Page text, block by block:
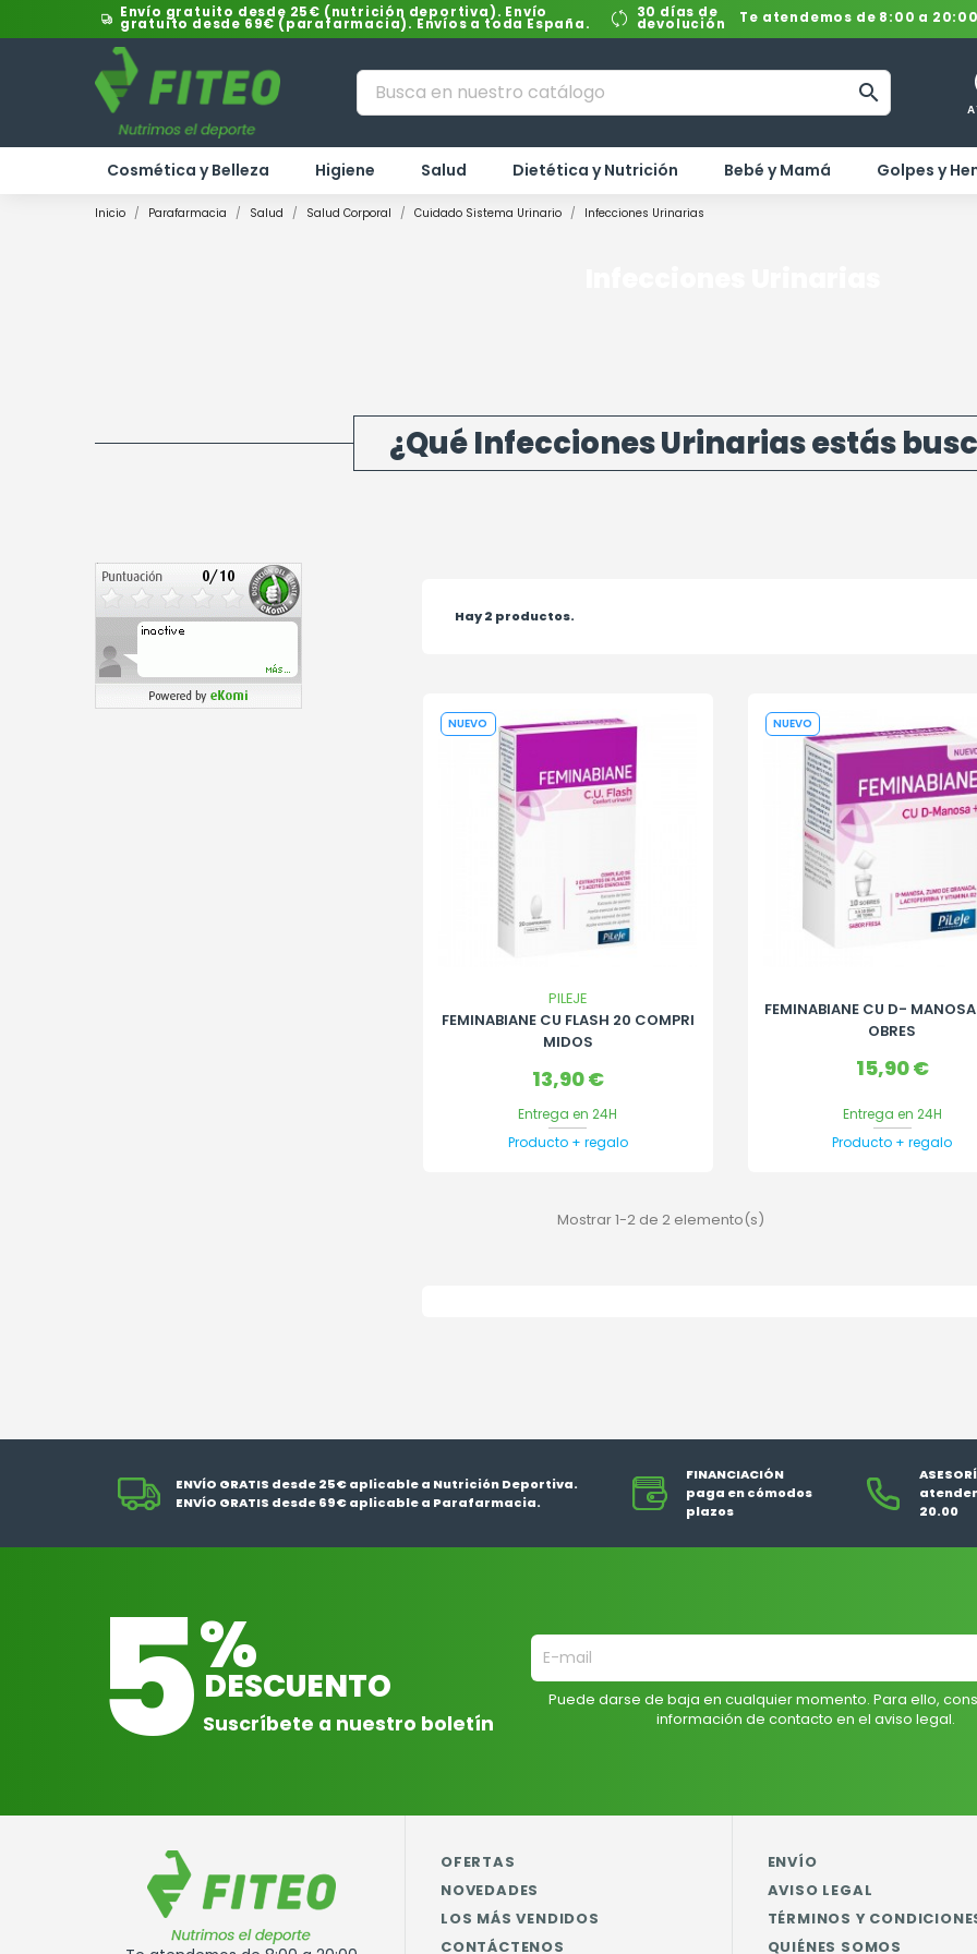
Envío gratuito desde 25€ (nutrición deportiva). Envío
gratuito desde 69€ (parafarmacia). Envíos a toda España.
30 días de
devolución Te atendemos de 8:00 a 20:00

Cosmética y Belleza Higiene Salud Dietética y Nutrición Bebé y Mamá Golpes y
Inicio Parafarmacia Salud Salud Corporal Cuidado Sistema Urinario Infecciones Urinarias
¿Qué Infecciones Urinarias estás
Hay 2 productos.
PILEJE
FEMINABIANE CU FLASH 20 COMPRI
MIDOS
Precio
13,90 €
NUEVO
Entrega en 24H
Producto + regalo
FEMINABIANE CU D-
OBRES
Precio
15,90 €
NUEVO
Entrega en 24H
Producto + regalo
Mostrar 1-2 de 2 elemento(s)
ENVÍO GRATIS desde 25€ aplicable a Nutrición Deportiva.
ENVÍO GRATIS desde 69€ aplicable a Parafarmacia.
FINANCIACIÓN
paga en cómodos
plazos
20.00
5%
DESCUENTO
Suscríbete a nuestro boletín
Puede darse de baja en cualquier momento. Para ello,
información de contacto en el aviso legal.
OFERTAS
NOVEDADES
LOS MÁS VENDIDOS
CONTÁCTENOS
ENVÍO
AVISO LEGAL
TÉRMINOS Y
QUIÉNES SOMOS